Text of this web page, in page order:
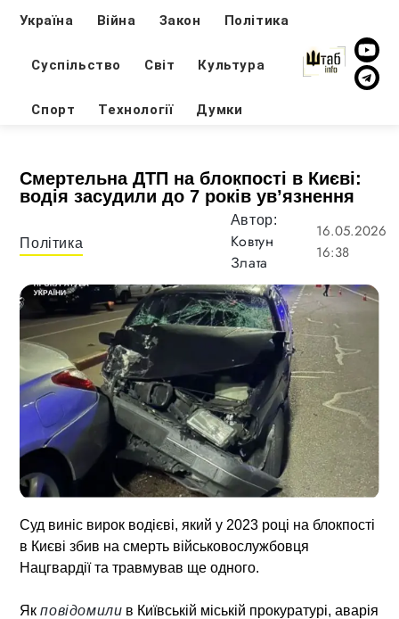
Україна Війна Закон Політика
Суспільство Світ Культура
Спорт Технології Думки
Смертельна ДТП на блокпості в Києві:
водія засудили до 7 років ув’язнення
Політика
Автор:
Ковтун
Злата
16.05.2026
16:38
Суд виніс вирок водієві, який у 2023 році на блокпості
в Києві збив на смерть військовослужбовця
Нацгвардії та травмував ще одного.
Якповідомили в Київській міській прокуратурі, аварія